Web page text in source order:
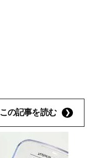
この記事を読む